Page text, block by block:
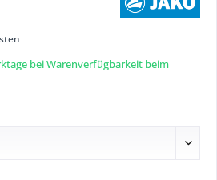
bei Warenverfügbarkeit beim